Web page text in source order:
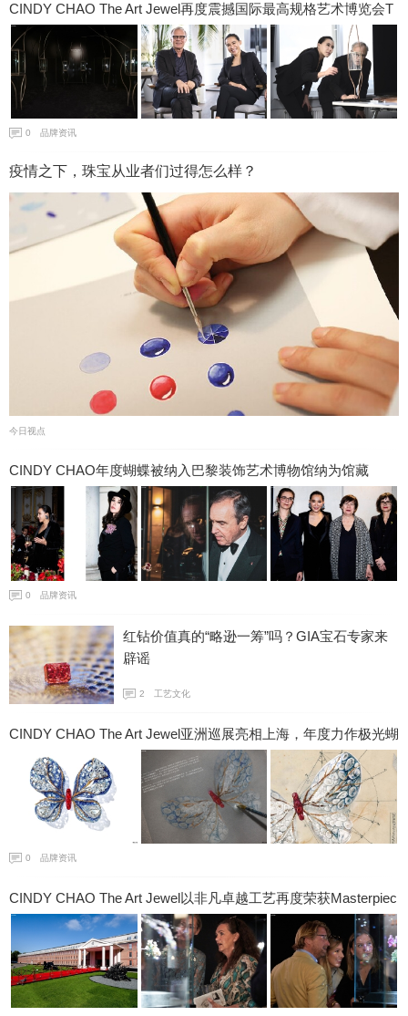
CINDY CHAO The Art Jewel再度震撼国际最高规格艺术博览会T
EFAF，联袂荷兰国宝级建筑大师打造艺术珠宝移动博物馆
0 品牌资讯
疫情之下，珠宝从业者们过得怎么样？
今日视点
CINDY CHAO年度蝴蝶被纳入巴黎装饰艺术博物馆纳为馆藏
0 品牌资讯
红钻价值真的“略逊一筹”吗？GIA宝石专家来
辟谣
2 工艺文化
CINDY CHAO The Art Jewel亚洲巡展亮相上海，年度力作极光蝴
蝶惊艳振翅
0 品牌资讯
CINDY CHAO The Art Jewel以非凡卓越工艺再度荣获Masterpiec
e London伦敦大师杰作展大奖